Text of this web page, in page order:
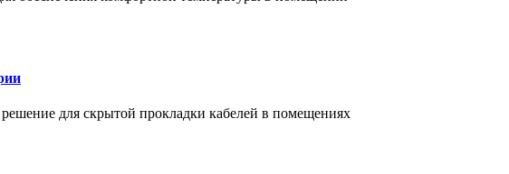
для скрытой прокладки кабелей в помещениях